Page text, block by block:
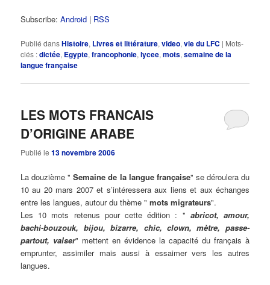
Subscribe:Android | RSS
Publié dansHistoire, Livres et littérature,video,vie du LFC | Mots-
clés :dictée, Egypte,francophonie,lycee,mots,semaine de la
langue française
LES MOTS FRANCAIS
D’ORIGINE ARABE
Publié le13 novembre 2006
La douzième "Semaine de la langue française" se déroulera du
10 au 20 mars 2007 et s’intéressera aux liens et aux échanges
entre les langues, autour du thème "mots migrateurs".
Les 10 mots retenus pour cette édition : " abricot, amour,
bachi-bouzouk, bijou, bizarre, chic, clown, mètre, passe-
partout, valser" mettent en évidence la capacité du français à
emprunter, assimiler mais aussi à essaimer vers les autres
langues.